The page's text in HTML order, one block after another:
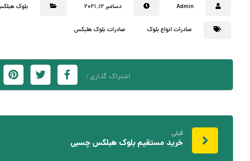
Admin دسامبر ۱۲, ۲۰۲۱ بلوک
صادرات انواع بلوک صادرات بلوک هلبکس
قبلی
خرید مستقیم بلوک هبلکس چسبی